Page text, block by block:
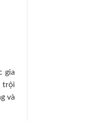
gia
trội
và